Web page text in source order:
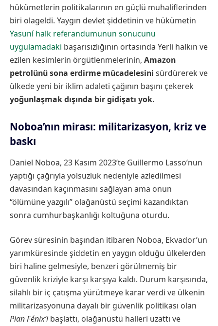
hükümetlerin politikalarının en güçlü muhaliflerinden
biri olageldi. Yaygın devlet şiddetinin ve hükümetin
Yasuní halk referandumunun sonucunu
uygulamadaki başarısızlığının ortasında Yerli halkın ve
ezilen kesimlerin örgütlenmelerinin, Amazon
petrolünü sona erdirme mücadelesini sürdürerek ve
ülkede yeni bir iklim adaleti çağının başını çekerek
yoğunlaşmak dışında bir gidişatı yok.
Noboa’nın mirası: militarizasyon, kriz ve
baskı
Daniel Noboa, 23 Kasım 2023’te Guillermo Lasso’nun
yaptığı çağrıyla yolsuzluk nedeniyle azledilmesi
davasından kaçınmasını sağlayan ama onun
“ölümüne yazgılı” olağanüstü seçimi kazandıktan
sonra cumhurbaşkanlığı koltuğuna oturdu.
Görev süresinin başından itibaren Noboa, Ekvador’un
yarımküresinde şiddetin en yaygın olduğu ülkelerden
biri haline gelmesiyle, benzeri görülmemiş bir
güvenlik kriziyle karşı karşıya kaldı. Durum karşısında,
silahlı bir iç çatışma yürütmeye karar verdi ve ülkenin
militarizasyonuna dayalı bir güvenlik politikası olan
Plan Fénix’ibaşlattı, olağanüstü halleri uzattı ve